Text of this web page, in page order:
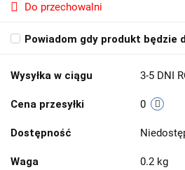
Do przechowalni
Powiadom gdy produkt będzie
Wysyłka w ciągu 3-5 DNI
Cena przesyłki 0
Dostępność
Waga 0.2 kg